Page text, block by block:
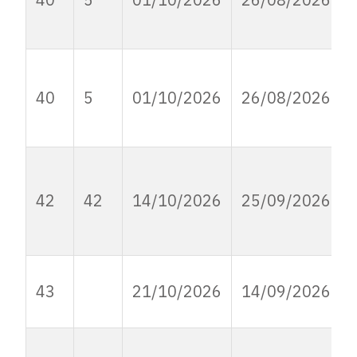
40 5 01/10/2026 26/08/2026
42 42 14/10/2026 25/09/2026
43 21/10/2026 14/09/2026